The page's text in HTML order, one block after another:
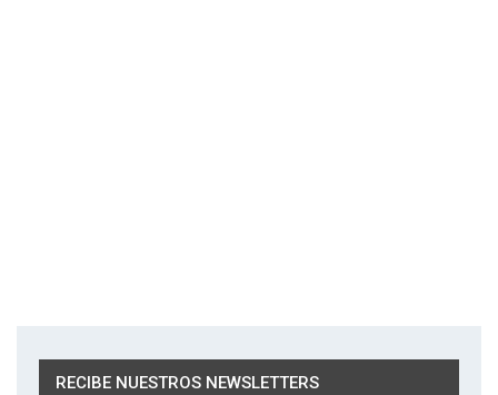
RECIBE NUESTROS NEWSLETTERS